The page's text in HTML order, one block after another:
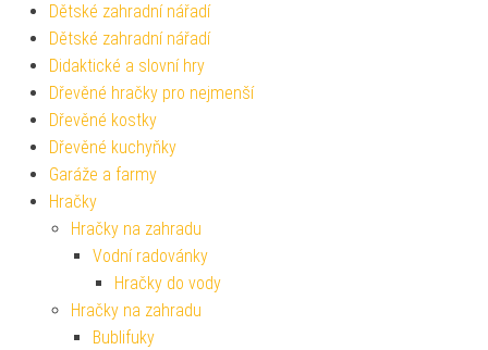
Dětské zahradní nářadí
Dětské zahradní nářadí
Didaktické a slovní hry
Dřevěné hračky pro nejmenší
Dřevěné kostky
Dřevěné kuchyňky
Garáže a farmy
Hračky
Hračky na zahradu
Vodní radovánky
Hračky do vody
Hračky na zahradu
Bublifuky